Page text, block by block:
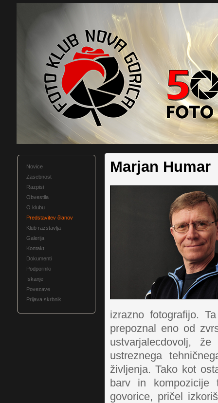
Novice
Zasebnost
Razpisi
Obvestila
O klubu
Predstavitev članov
Klub razstavlja
Galerija
Kontakt
Dokumenti
Podporniki
Iskanje
Povezave
Prijava skrbnik
Marjan Humar
izrazno fotografijo.
prepoznal eno od
ustvarjalecdovolj,
ustreznega
življenja. Tako kot
barv in kompozicije
govorice, pričel